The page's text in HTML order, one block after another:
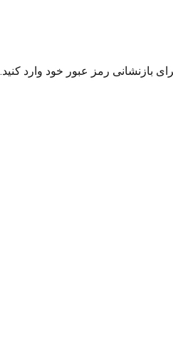
بازنشانی رمز عبور خود وارد کنید.